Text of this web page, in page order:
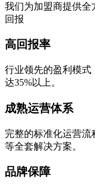
我们为加盟商提供全
回报
高回报率
行业领先的盈利模式
达35%以上。
成熟运营体系
完整的标准化运营
等全套解决方案。
品牌保障